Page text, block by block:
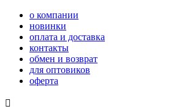
о компании
новинки
оплата и доставка
контакты
обмен и возврат
для оптовиков
оферта
